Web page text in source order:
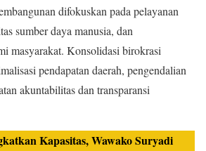
difokuskan pada pelayanan
sumber daya manusia, dan
masyarakat. Konsolidasi birokrasi
pendapatan daerah, pengendalian
akuntabilitas dan transparansi
Kapasitas, Wawako Suryadi